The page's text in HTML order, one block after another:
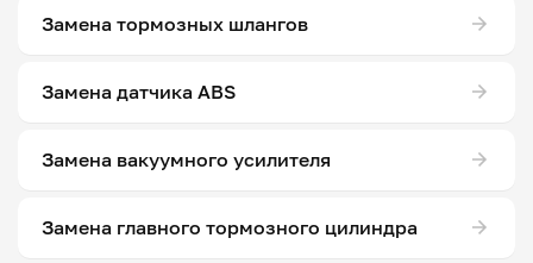
Замена тормозных шлангов
Замена датчика ABS
Замена вакуумного усилителя
Замена главного тормозного цилиндра